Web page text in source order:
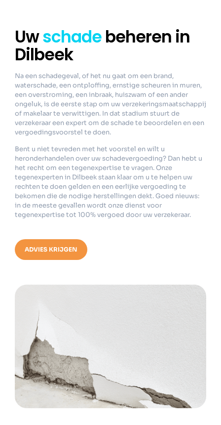
Uwschadebeheren in
Dilbeek
Na een schadegeval, of het nu gaat om een brand,
waterschade, een ontploffing, ernstige scheuren in muren,
een overstroming, een inbraak, huiszwam of een ander
ongeluk, is de eerste stap om uw verzekeringsmaatschappij
of makelaar te verwittigen. In dat stadium stuurt de
verzekeraar een expert om de schade te beoordelen en een
vergoedingsvoorstel te doen.
Bent u niet tevreden met het voorstel en wilt u
heronderhandelen over uw schadevergoeding? Dan hebt u
het recht om een tegenexpertise te vragen. Onze
tegenexperten in Dilbeek staan klaar om u te helpen uw
rechten te doen gelden en een eerlijke vergoeding te
bekomen die de nodige herstellingen dekt. Goed nieuws:
in de meeste gevallen wordt onze dienst voor
tegenexpertise tot 100% vergoed door uw verzekeraar.
ADVIES KRIJGEN